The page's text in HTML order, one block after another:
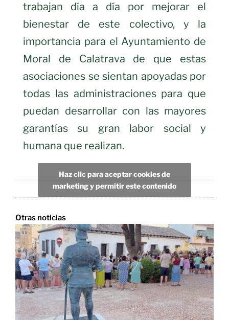
trabajan día a día por mejorar el
bienestar de este colectivo, y la
importancia para el Ayuntamiento de
Moral de Calatrava de que estas
asociaciones se sientan apoyadas por
todas las administraciones para que
puedan desarrollar con las mayores
garantías su gran labor social y
humana que realizan.
Haz clic para aceptar cookies de
marketing y permitir este contenido
Otras noticias